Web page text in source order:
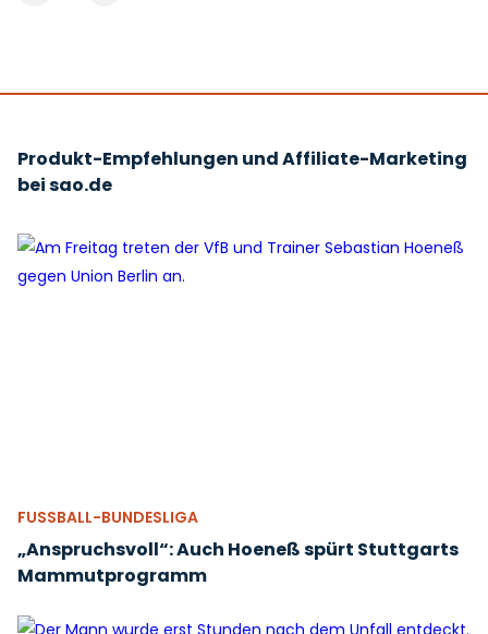
Produkt-Empfehlungen und Affiliate-Marketing
bei sao.de
FUSSBALL-BUNDESLIGA
„Anspruchsvoll“: Auch Hoeneß spürt Stuttgarts
Mammutprogramm